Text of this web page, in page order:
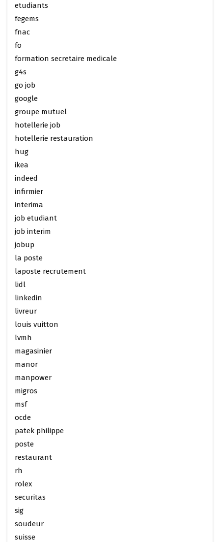
etudiants
fegems
fnac
fo
formation secretaire medicale
g4s
go job
google
groupe mutuel
hotellerie job
hotellerie restauration
hug
ikea
indeed
infirmier
interima
job etudiant
job interim
jobup
la poste
laposte recrutement
lidl
linkedin
livreur
louis vuitton
lvmh
magasinier
manor
manpower
migros
msf
ocde
patek philippe
poste
restaurant
rh
rolex
securitas
sig
soudeur
suisse